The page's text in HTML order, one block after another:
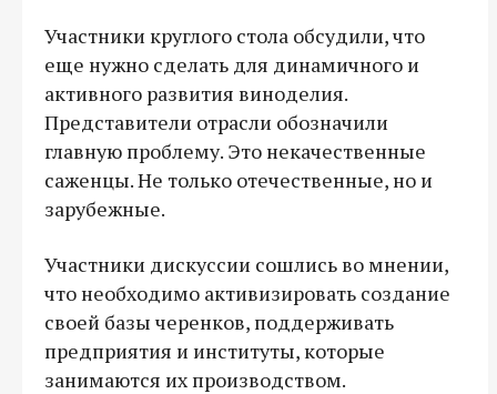
Участники круглого стола обсудили, что
еще нужно сделать для динамичного и
активного развития виноделия.
Представители отрасли обозначили
главную проблему. Это некачественные
саженцы. Не только отечественные, но и
зарубежные.
Участники дискуссии сошлись во мнении,
что необходимо активизировать создание
своей базы черенков, поддерживать
предприятия и институты, которые
занимаются их производством.